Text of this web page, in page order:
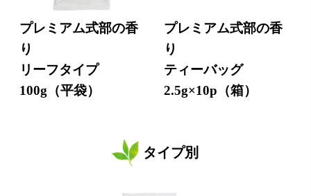
プレミアム式部の香
り
リーフタイプ
100g（平袋）
プレミアム式部の香
り
ティーバッグ
2.5g×10p（箱）
タイプ別